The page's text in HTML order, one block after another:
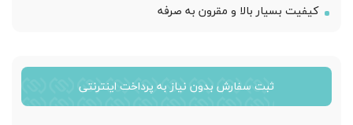
کیفیت بسیار بالا و مقرون به صرفه
ثبت سفارش بدون نیاز به پرداخت اینترنتی